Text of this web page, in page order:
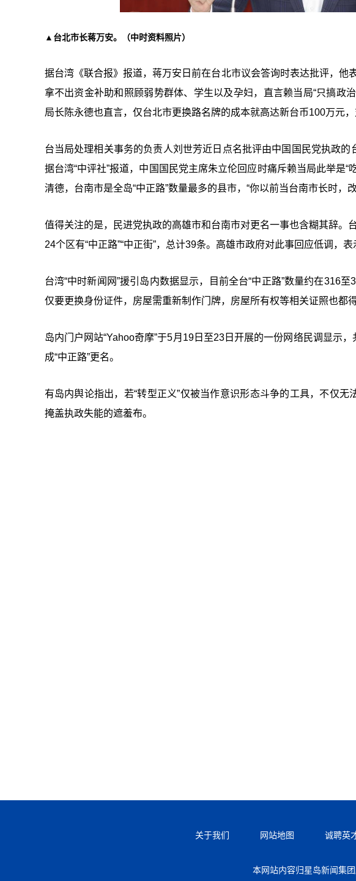
▲台北市长蒋万安。（中时资料照片）
据台湾《联合报》报道，蒋万安日前在台北市议会答询时表达批评，他
拿不出资金补助和照顾弱势群体、学生以及孕妇，直言赖当局“只搞政
局长陈永德也直言，仅台北市更换路名牌的成本就高达新台币100万元，
台当局处理相关事务的负责人刘世芳近日点名批评由中国国民党执政的
据台湾“中评社”报道，中国国民党主席朱立伦回应时痛斥赖当局此举是“
清德，台南市是全岛“中正路”数量最多的县市，“你以前当台南市长时，
值得关注的是，民进党执政的高雄市和台南市对更名一事也含糊其辞。
24个区有“中正路”“中正街”，总计39条。高雄市政府对此事回应低调，表
台湾“中时新闻网”援引岛内数据显示，目前全台“中正路”数量约在316
仅要更换身份证件，房屋需重新制作门牌，房屋所有权等相关证照也都得
岛内门户网站“Yahoo奇摩”于5月19日至23日开展的一份网络民调显示
成“中正路”更名。
有岛内舆论指出，若“转型正义”仅被当作意识形态斗争的工具，不仅无
掩盖执政失能的遮羞布。
关于我们 网站地图 诚聘英
本网站内容归星岛新闻集